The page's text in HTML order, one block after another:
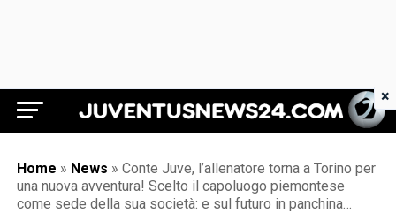
Juventus News 24
Home » News » Conte Juve, l’allenatore torna a Torino per
una nuova avventura! Scelto il capoluogo piemontese
come sede della sua società: e sul futuro in panchina…
×